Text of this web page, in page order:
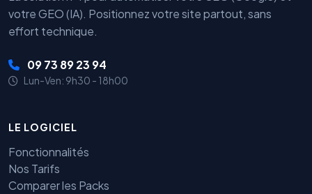
votre GEO (IA). Positionnez votre site partout, sans
effort technique.
09 73 89 23 94
Lun-Ven: 9h30 - 18h00
LE LOGICIEL
Fonctionnalités
Nos Tarifs
Comparer les Packs